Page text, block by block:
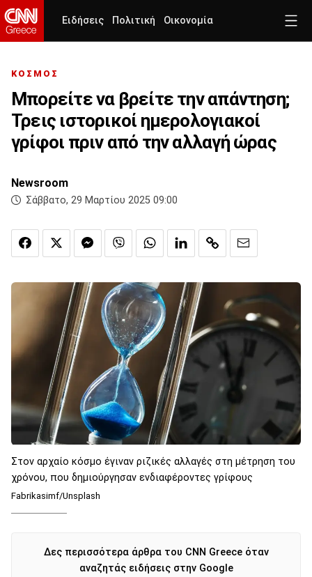
Ειδήσεις Πολιτική Οικονομία
ΚΟΣΜΟΣ
Μπορείτε να βρείτε την απάντηση;
Τρεις ιστορικοί ημερολογιακοί
γρίφοι πριν από την αλλαγή ώρας
Newsroom
Σάββατο, 29 Μαρτίου 2025 09:00
Στον αρχαίο κόσμο έγιναν ριζικές αλλαγές στη μέτρηση του
χρόνου, που δημιούργησαν ενδιαφέροντες γρίφους
Fabrikasimf/Unsplash
Δες περισσότερα άρθρα του CNN Greece όταν
αναζητάς ειδήσεις στην Google